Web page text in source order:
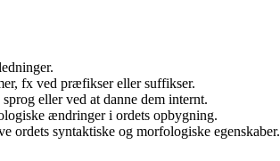
fx ved præfikser eller suffikser.
eller ved at danne dem internt.
ændringer i ordets opbygning.
ordets syntaktiske og morfologiske egenskaber.